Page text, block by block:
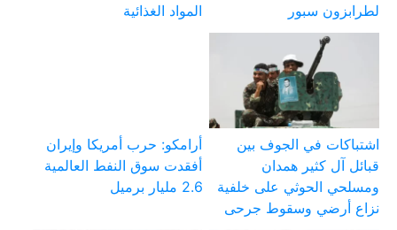
لطرابزون سبور
المواد الغذائية
اشتباكات في الجوف بين
قبائل آل كثير همدان
ومسلحي الحوثي على خلفية
نزاع أرضي وسقوط جرحى
أرامكو: حرب أمريكا وإيران
أفقدت سوق النفط العالمية
2.6 مليار برميل